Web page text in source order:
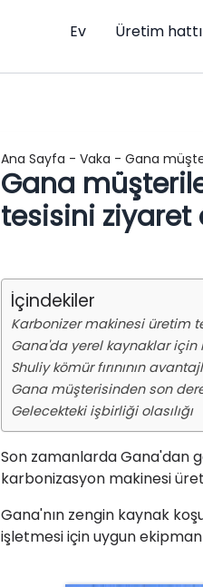
Ev Üretim hattı
Ana Sayfa - Vaka - Gana
Gana
tesisini ziyaret
İçindekiler
Karbonizer makinesi üretim
Gana'da yerel kaynaklar
Shuliy kömür fırınının
Gana müşterisinden son
Gelecekteki işbirliği olasılığı
Son zamanlarda Gana'dan
karbonizasyon makinesi
Gana'nın zengin kaynak
işletmesi için uygun